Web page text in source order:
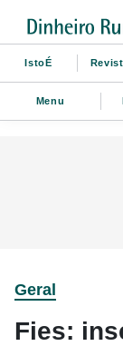
IstoÉ
Menu
Geral
Fies: